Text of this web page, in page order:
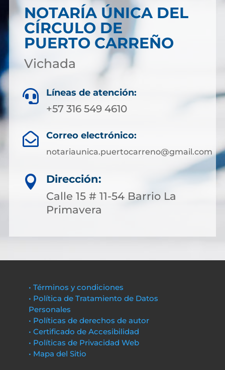
NOTARÍA ÚNICA DEL
CÍRCULO DE
PUERTO CARREÑO
Vichada
 Líneas de atención:
+57 316 549 4610
 Correo electrónico:
notariaunica.puertocarreno@gmail.com

Dirección:
Calle 15 # 11-54 Barrio La
Primavera
• Términos y condiciones
• Política de Tratamiento de Datos
Personales
• Políticas de derechos de autor
• Certificado de Accesibilidad
• Políticas de Privacidad Web
• Mapa del Sitio